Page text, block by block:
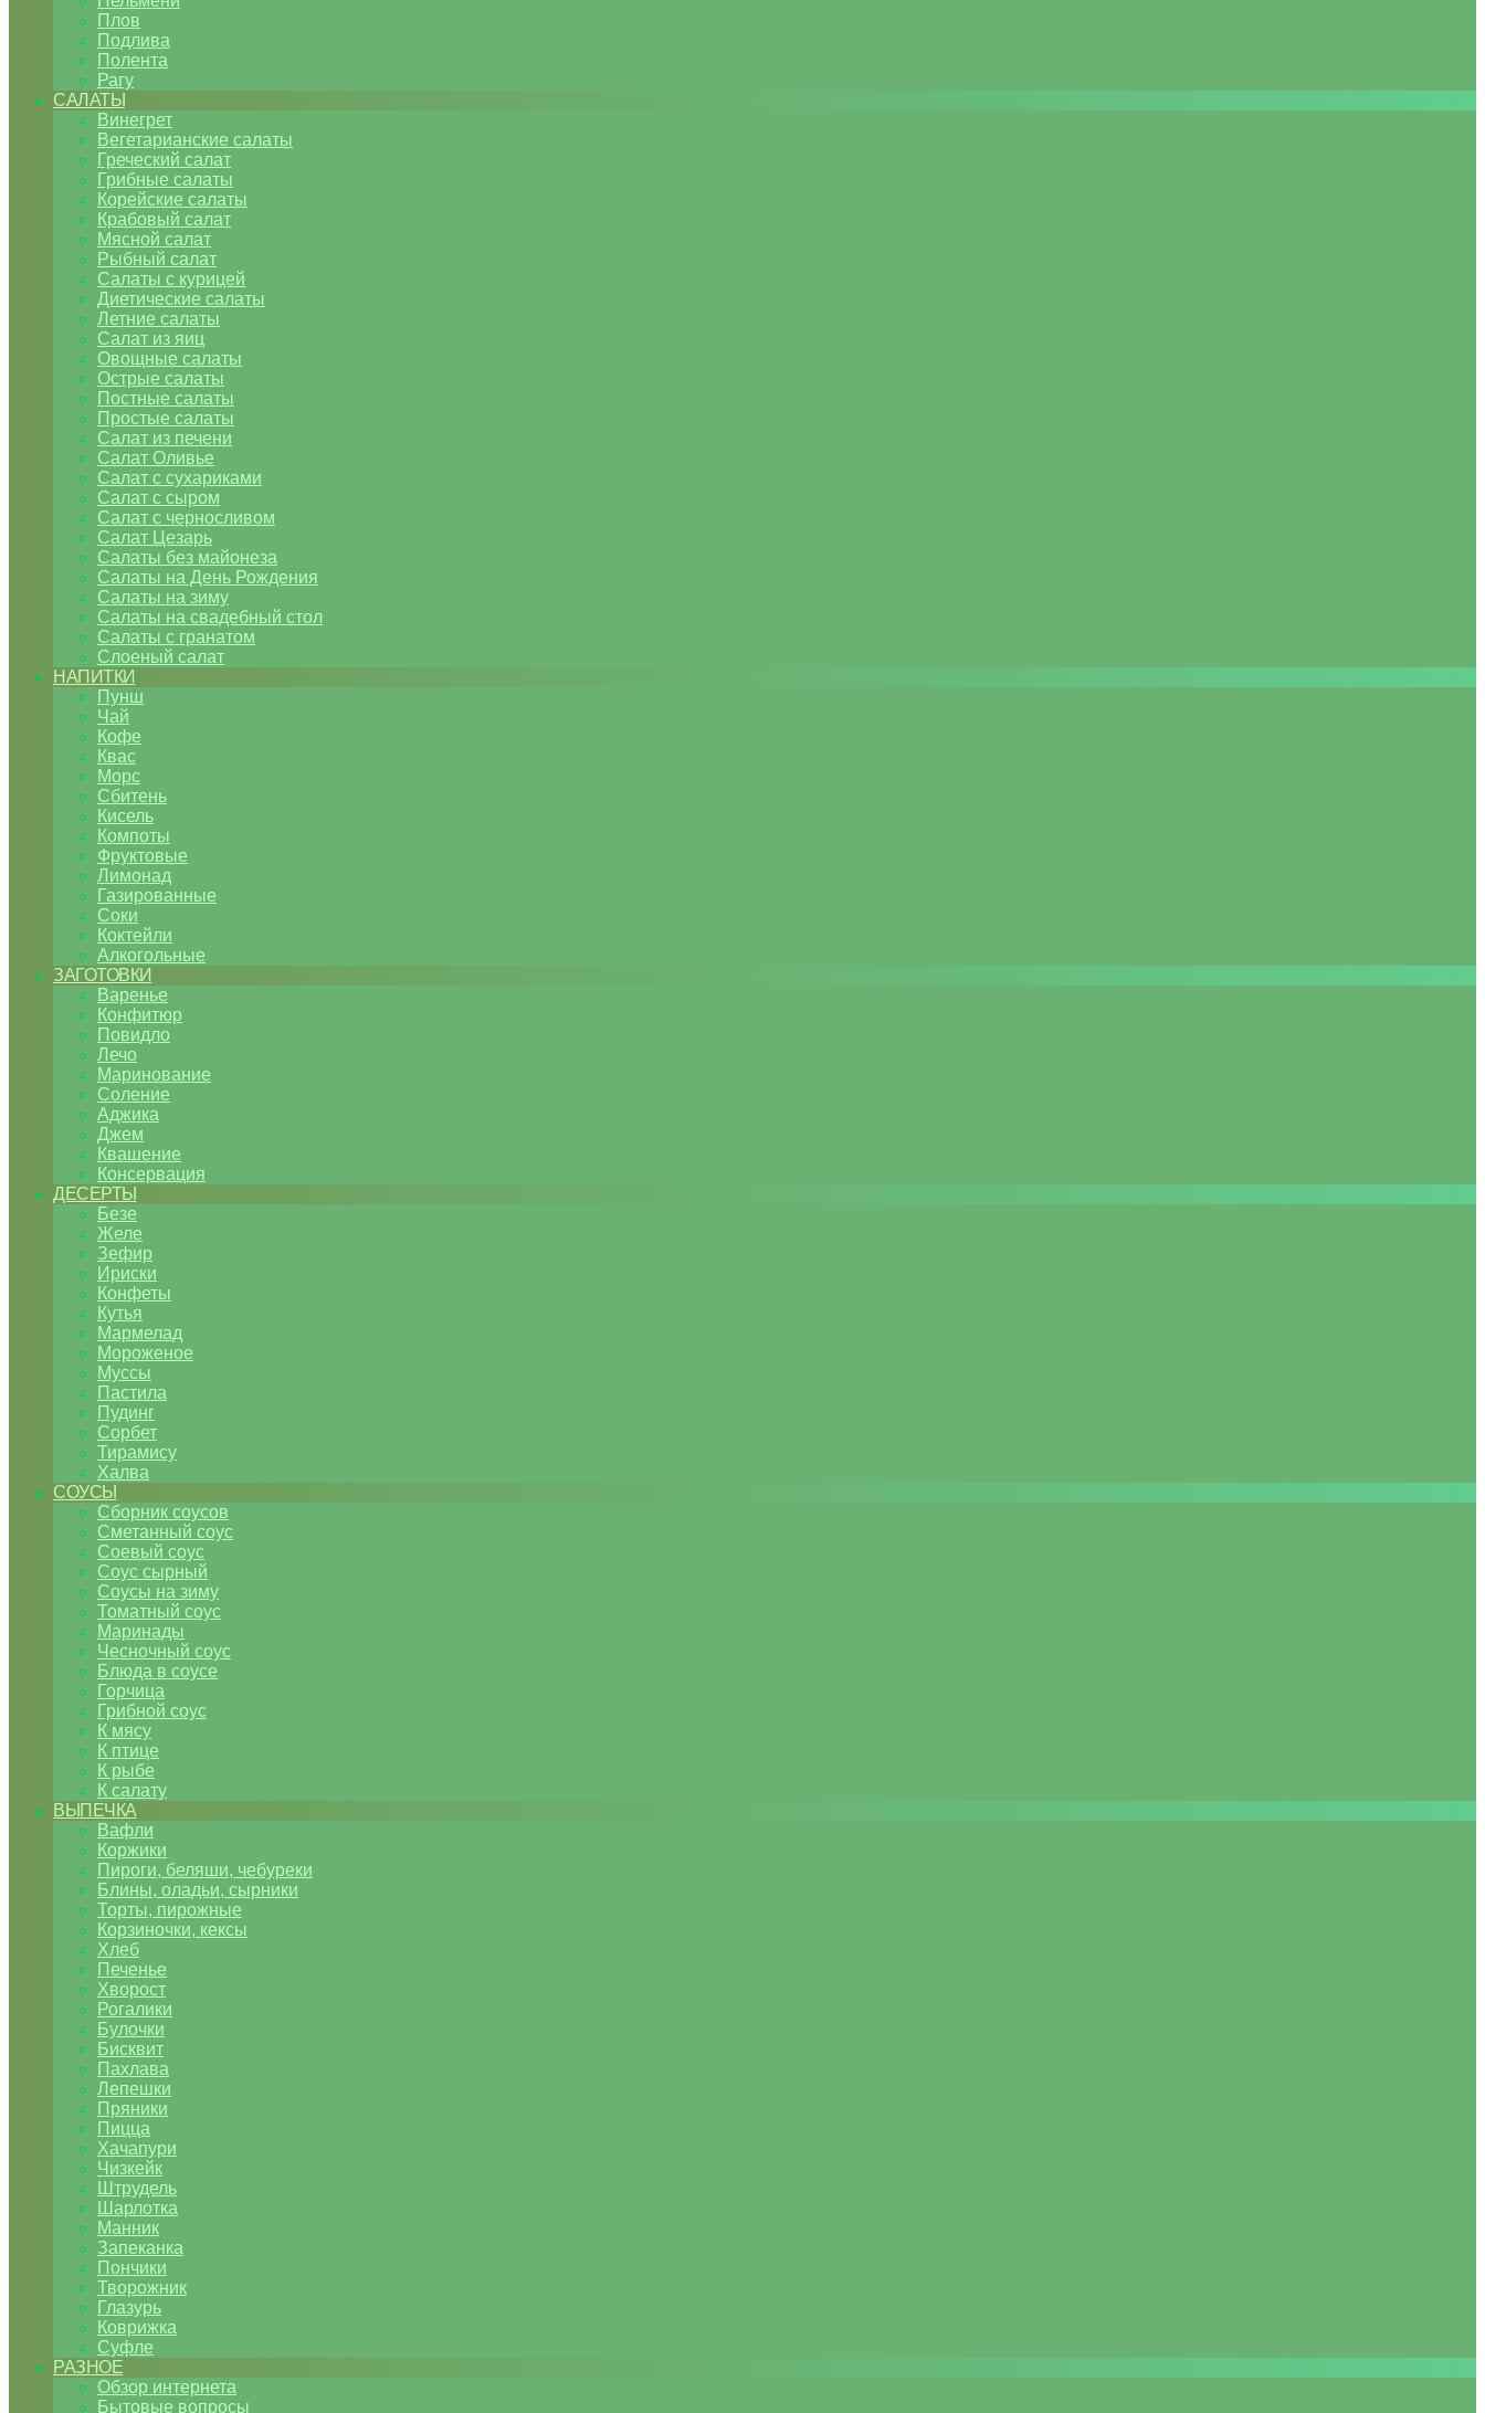
Плов
Подлива
Полента
Рагу
САЛАТЫ
Винегрет
Вегетарианские салаты
Греческий салат
Грибные салаты
Корейские салаты
Крабовый салат
Мясной салат
Рыбный салат
Салаты с курицей
Диетические салаты
Летние салаты
Салат из яиц
Овощные салаты
Острые салаты
Постные салаты
Простые салаты
Салат из печени
Салат Оливье
Салат с сухариками
Салат с сыром
Салат с черносливом
Салат Цезарь
Салаты без майонеза
Салаты на День Рождения
Салаты на зиму
Салаты на свадебный стол
Салаты с гранатом
Слоеный салат
НАПИТКИ
Пунш
Чай
Кофе
Квас
Морс
Сбитень
Кисель
Компоты
Фруктовые
Лимонад
Газированные
Соки
Коктейли
Алкогольные
ЗАГОТОВКИ
Варенье
Конфитюр
Повидло
Лечо
Маринование
Соление
Аджика
Джем
Квашение
Консервация
ДЕСЕРТЫ
Безе
Желе
Зефир
Ириски
Конфеты
Кутья
Мармелад
Мороженое
Муссы
Пастила
Пудинг
Сорбет
Тирамису
Халва
СОУСЫ
Сборник соусов
Сметанный соус
Соевый соус
Соус сырный
Соусы на зиму
Томатный соус
Маринады
Чесночный соус
Блюда в соусе
Горчица
Грибной соус
К мясу
К птице
К рыбе
К салату
ВЫПЕЧКА
Вафли
Коржики
Пироги, беляши, чебуреки
Блины, оладьи, сырники
Торты, пирожные
Корзиночки, кексы
Хлеб
Печенье
Хворост
Рогалики
Булочки
Бисквит
Пахлава
Лепешки
Пряники
Пицца
Хачапури
Чизкейк
Штрудель
Шарлотка
Манник
Запеканка
Пончики
Творожник
Глазурь
Коврижка
Суфле
РАЗНОЕ
Обзор интернета
Бытовые вопросы